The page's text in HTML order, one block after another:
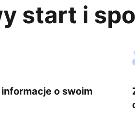
start i
o swoim